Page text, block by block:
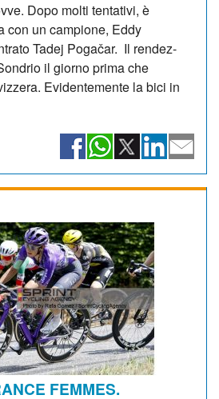
Dopo molti tentativi, è
con un campione, Eddy
Tadej Pogačar. Il rendez-
il giorno prima che
Evidentemente la bici in
FEMMES.